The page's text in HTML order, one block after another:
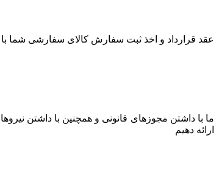
عقد قرارداد و اخذ ثبت سفارش کالای سفارشی شما با
ما با داشتن مجوزهای قانونی و همچنین با داشتن
ارائه دهیم